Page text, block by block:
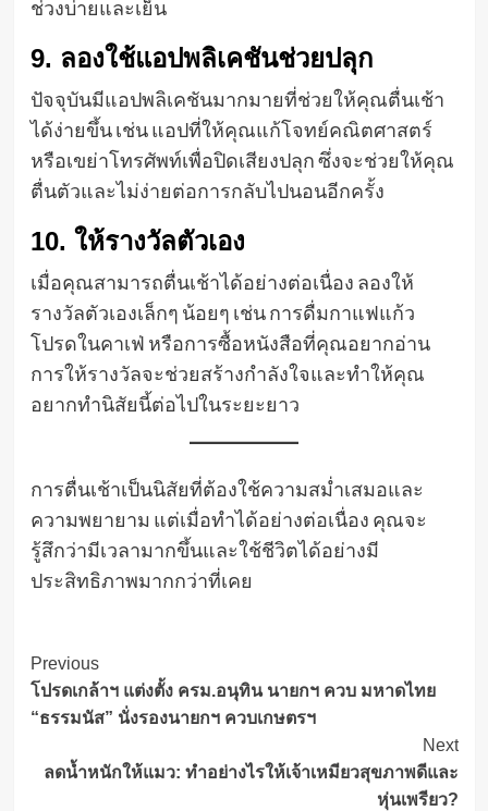
ช่วงบ่ายและเย็น
9. ลองใช้แอปพลิเคชันช่วยปลุก
ปัจจุบันมีแอปพลิเคชันมากมายที่ช่วยให้คุณตื่นเช้า
ได้ง่ายขึ้น เช่น แอปที่ให้คุณแก้โจทย์คณิตศาสตร์
หรือเขย่าโทรศัพท์เพื่อปิดเสียงปลุก ซึ่งจะช่วยให้คุณ
ตื่นตัวและไม่ง่ายต่อการกลับไปนอนอีกครั้ง
10. ให้รางวัลตัวเอง
เมื่อคุณสามารถตื่นเช้าได้อย่างต่อเนื่อง ลองให้
รางวัลตัวเองเล็กๆ น้อยๆ เช่น การดื่มกาแฟแก้ว
โปรดในคาเฟ่ หรือการซื้อหนังสือที่คุณอยากอ่าน
การให้รางวัลจะช่วยสร้างกำลังใจและทำให้คุณ
อยากทำนิสัยนี้ต่อไปในระยะยาว
การตื่นเช้าเป็นนิสัยที่ต้องใช้ความสม่ำเสมอและ
ความพยายาม แต่เมื่อทำได้อย่างต่อเนื่อง คุณจะ
รู้สึกว่ามีเวลามากขึ้นและใช้ชีวิตได้อย่างมี
ประสิทธิภาพมากกว่าที่เคย
Post
Navigation
Previous
โปรดเกล้าฯ แต่งตั้ง ครม.อนุทิน นายกฯ ควบ มหาดไทย
“ธรรมนัส” นั่งรองนายกฯ ควบเกษตรฯ
Next
ลดน้ำหนักให้แมว: ทำอย่างไรให้เจ้าเหมียวสุขภาพดีและ
หุ่นเพรียว?